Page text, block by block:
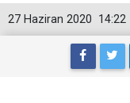
14:22
27 Haziran 2020